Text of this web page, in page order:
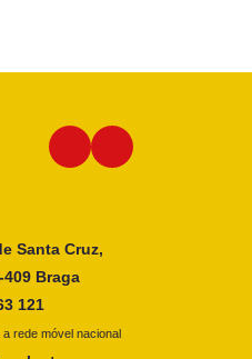
Santa Cruz,
409 Braga
121
rede móvel nacional